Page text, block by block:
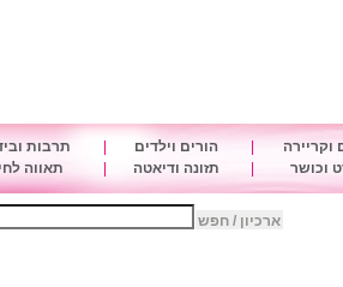
וקריירה הורים וילדים תרבות
וכושר תזונה ודיאטה תאווה
ארכיון / חפש